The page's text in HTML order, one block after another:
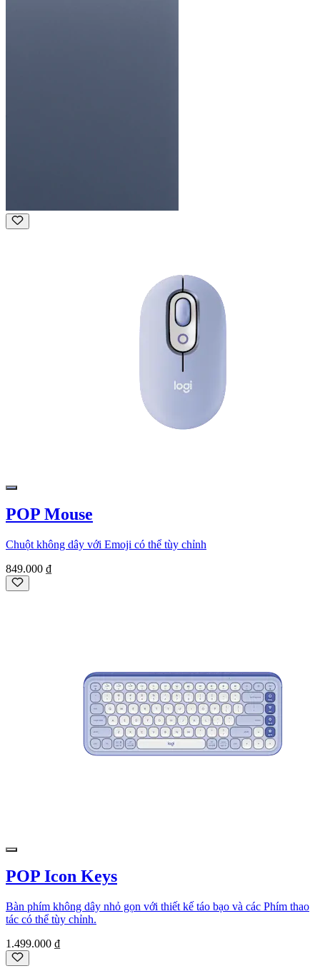
POP Mouse
Chuột không dây với Emoji có thể tùy chỉnh
849.000 ₫
POP Icon Keys
Bàn phím không dây nhỏ gọn với thiết kế táo bạo và các Phím thao
tác có thể tùy chỉnh.
1.499.000 ₫